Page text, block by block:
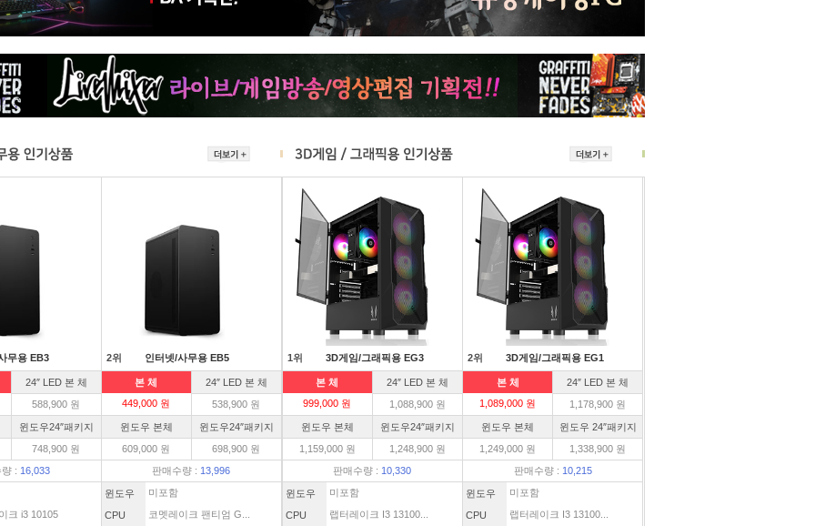
무용 EB3
24″ LED 본 체
588,900 원
윈도우24″패키지
748,900 원
: 16,033
크 i3 10105
2위 인터넷/사무용 EB5
본 체
24″ LED 본 체
449,000 원
538,900 원
윈도우 본체
윈도우24″패키지
609,000 원
698,900 원
판매수량 : 13,996
윈도우 미포함
CPU 코멧레이크 팬티엄 G...
1위 3D게임/그래픽용 EG3
본 체
24″ LED 본 체
999,000 원
1,088,900 원
윈도우 본체
윈도우24″패키지
1,159,000 원
1,248,900 원
판매수량 : 10,330
윈도우 미포함
CPU 랩터레이크 I3 13100...
2위 3D게임/그래픽용 EG1
본 체
24″ LED 본 체
1,089,000 원
1,178,900 원
윈도우 본체
윈도우 24″패키지
1,249,000 원
1,338,900 원
판매수량 : 10,215
윈도우 미포함
CPU 랩터레이크 I3 13100...